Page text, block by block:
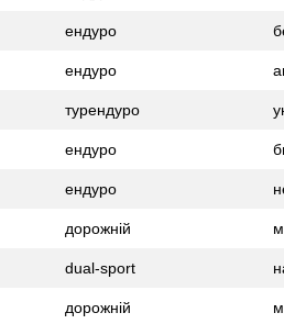
ендуро
ендуро
турендуро
ендуро
ендуро
дорожній
dual-sport
дорожній